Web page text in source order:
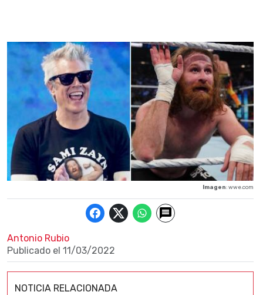
Imagen: wwe.com
Antonio Rubio
Publicado el 11/03/2022
NOTICIA RELACIONADA